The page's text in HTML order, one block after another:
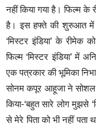
नहीं किया गया है। फिल्म के
है। इस हफ्ते की शुरुआत में
‘मिस्टर इंडिया’ के रीमेक
फिल्म ‘मिस्टर इंडिया’ में
एक पत्रकार की भूमिका
सोनम कपूर आहूजा ने सोशल
किया-‘बहुत सारे लोग मुझसे
से मेरे पिता को भी नहीं पता